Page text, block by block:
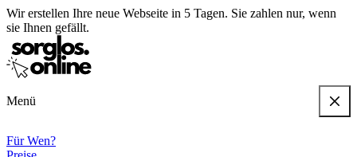
Wir erstellen Ihre neue Webseite in 5 Tagen. Sie zahlen nur, wenn
sie Ihnen gefällt.
Menü
Für Wen?